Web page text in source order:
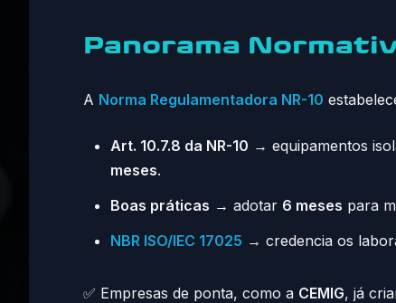
Panorama
A Norma Regulamentadora NR-10
Art. 10.7.8 da NR-10 → equipamentos
meses.
Boas práticas → adotar 6 meses para
NBR ISO/IEC 17025 → credencia os
✅ Empresas de ponta, como a CEMIG, já